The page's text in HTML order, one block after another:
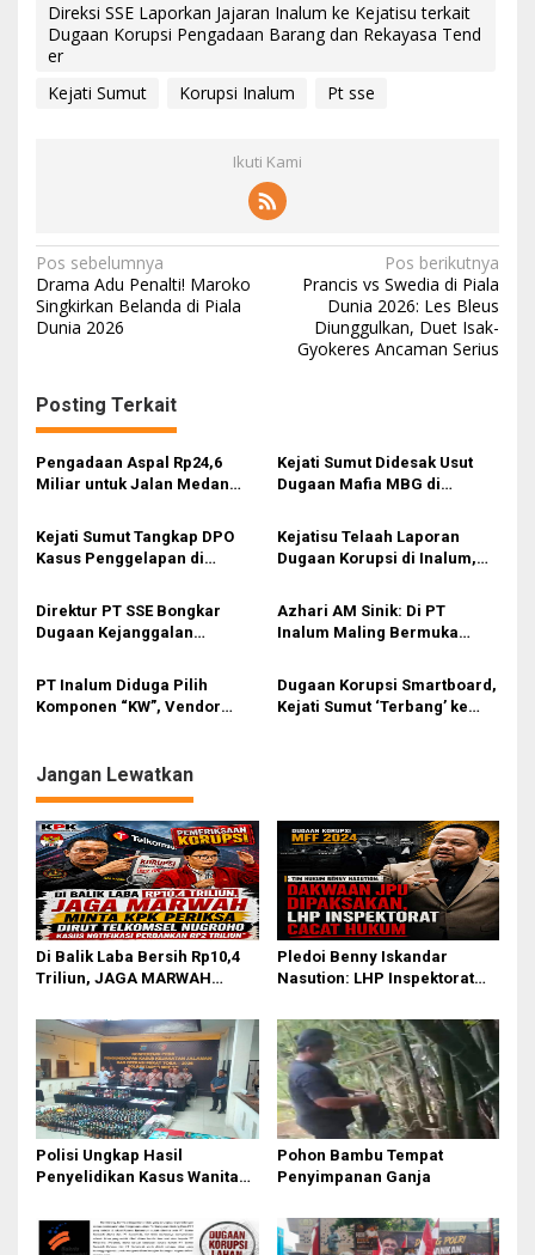
Direksi SSE Laporkan Jajaran Inalum ke Kejatisu terkait
Dugaan Korupsi Pengadaan Barang dan Rekayasa Tend
er
Kejati Sumut
Korupsi Inalum Pt sse
Ikuti Kami
N
a
v
g
a
s
p
o
s
Pos sebelumnya
Drama Adu Penalti! Maroko
Singkirkan Belanda di Piala
Dunia 2026
Pos berikutnya
Prancis vs Swedia di Piala
Dunia 2026: Les Bleus
Diunggulkan, Duet Isak-
Gyokeres Ancaman Serius
Posting Terkait
Pengadaan Aspal Rp24,6
Miliar untuk Jalan Medan
Kejanggalan dalam E-
Purchasing
Kejati Sumut Didesak Usut
Dugaan Mafia MBG di
Serahkan Sejumlah Bukti
Kejati Sumut Tangkap DPO
Kasus Penggelapan di
Dieksekusi ke Lapas
Kejatisu Telaah Laporan
Dugaan Korupsi di Inalum,
Direktur PT SSE Bongkar
Dugaan Kejanggalan
GM Disorot
Azhari AM Sinik: Di PT
Inalum Maling Bermuka
PT Inalum Diduga Pilih
Komponen “KW”, Vendor
Dugaan Korupsi Smartboard,
Kejati Sumut ‘Terbang’ ke
Jangan Lewatkan
Di Balik Laba Bersih Rp10,4
Triliun, JAGA MARWAH
Telkomsel Nugroho Terkait
Dugaan Kasus Notifikasi
Perbankan
Pledoi Benny Iskandar
Nasution: LHP Inspektorat
Nihil Temuan
Polisi Ungkap Hasil
Penyelidikan Kasus Wanita
Komplek Bumi Asri Medan
Pohon Bambu Tempat
Penyimpanan Ganja